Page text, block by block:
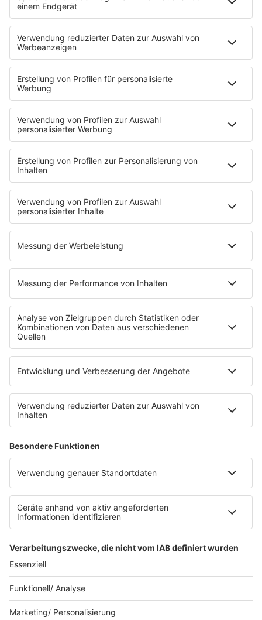
HOME
PROGRAMM
Sendeplan
DJs
Playlist
Streams
Album der Woche
News
Highlights
Charts
EVENTS
Kontakt
Newsletter
Empfang
sunshine live App
werben bei SUNSHINE LIVE
SERVICE
Datenschutz
Datenschutzeinstellungen
Datenschutzerklärung zur sunshine live App
Impressum
Teilnahmebedingungen
SUNSHINE LIVE 24/7 ELECTRONIC